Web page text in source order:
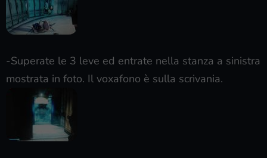
-Superate le 3 leve ed entrate nella stanza a sinistra
mostrata in foto. Il voxafono è sulla scrivania.